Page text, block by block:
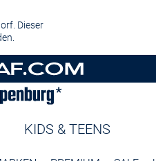
Dieser
KIDS & TEENS